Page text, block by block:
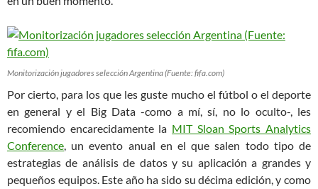
Monitorización jugadores selección Argentina (Fuente: fifa.com)
Por cierto, para los que les guste mucho el fútbol o el deporte
en general y el Big Data -como a mí, sí, no lo oculto-, les
recomiendo encarecidamente la MIT Sloan Sports Analytics
Conference, un evento anual en el que salen todo tipo de
estrategias de análisis de datos y su aplicación a grandes y
pequeños equipos. Este año ha sido su décima edición, y como